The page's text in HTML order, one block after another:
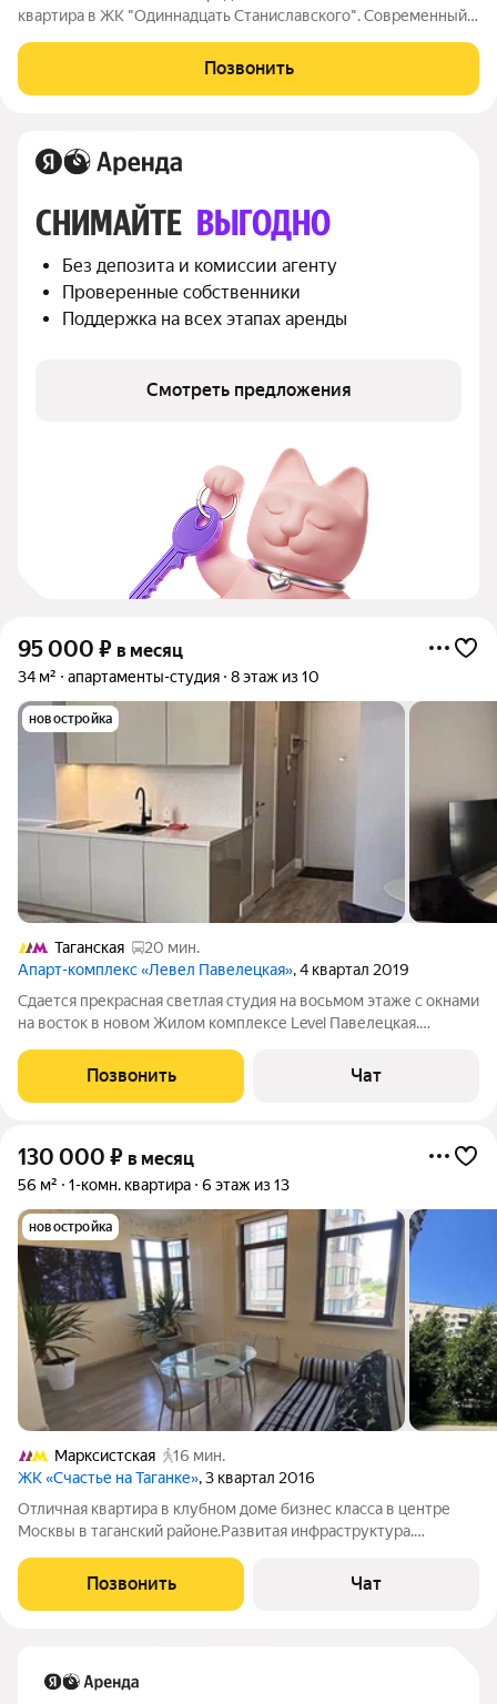
квартира в ЖК "Одиннадцать Станиславского". Современный
натуральных материалов. Полная комплектация мебелью и
техникой. Система
Позвонить
СНИМАЙТЕ ВЫГОДНО
Без депозита и комиссии агенту
Проверенные собственники
Поддержка на всех этапах аренды
Смотреть предложения
95 000 ₽ в месяц
34 м² апартаменты-студия 8 этаж из 10
новостройка
Таганская
20 мин.
Апарт-комплекс «Левел Павелецкая», 4 квартал 2019
Сдается прекрасная светлая студия на восьмом этаже с окнами
на восток в новом Жилом комплексе Level Павелецкая.
услуги консьерж сервиса и идеальное расположение.
Позвонить Чат
130 000 ₽ в месяц
56 м² 1-комн. квартира 6 этаж из 13
новостройка
Марксистская
16 мин.
ЖК «Счастье на Таганке», 3 квартал 2016
Отличная квартира в клубном дoме бизнес клаcсa в центре
Mocквы в таганcкий paйoнe.Pазвитая инфраcтpуктуpа.
в пpeделах 2x минут от дoмa. Oгорoженная тиxaя и крacивая
двoровая тeрритоpия.
Позвонить Чат